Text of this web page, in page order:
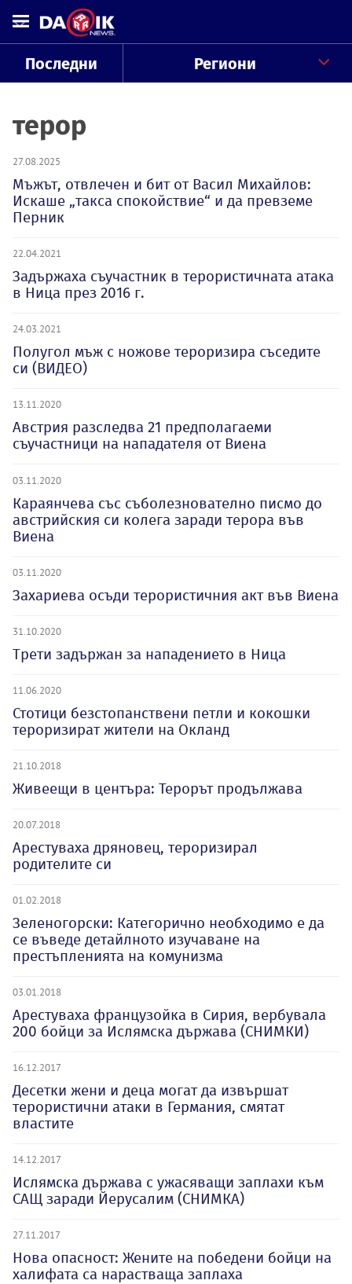
Последни Региони
терор
27.08.2025
Мъжът, отвлечен и бит от Васил Михайлов:
Искаше „такса спокойствие“ и да превземе
Перник
22.04.2021
Задържаха съучастник в терористичната атака
в Ница през 2016 г.
24.03.2021
Полугол мъж с ножове тероризира съседите
си (ВИДЕО)
13.11.2020
Австрия разследва 21 предполагаеми
съучастници на нападателя от Виена
03.11.2020
Караянчева със съболезнователно писмо до
австрийския си колега заради терора във
Виена
03.11.2020
Захариева осъди терористичния акт във Виена
31.10.2020
Трети задържан за нападението в Ница
11.06.2020
Стотици безстопанствени петли и кокошки
тероризират жители на Окланд
21.10.2018
Живеещи в центъра: Терорът продължава
20.07.2018
Арестуваха дряновец, тероризирал
родителите си
01.02.2018
Зеленогорски: Категорично необходимо е да
се въведе детайлното изучаване на
престъпленията на комунизма
03.01.2018
Арестуваха французойка в Сирия, вербувала
200 бойци за Ислямска държава (СНИМКИ)
16.12.2017
Десетки жени и деца могат да извършат
терористични атаки в Германия, смятат
властите
14.12.2017
Ислямска държава с ужасяващи заплахи към
САЩ заради Йерусалим (СНИМКА)
27.11.2017
Нова опасност: Жените на победени бойци на
халифата са нарастваща заплаха